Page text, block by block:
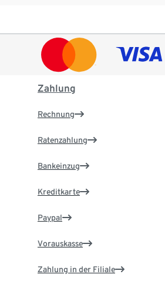
Zahlung
Rechnung
Ratenzahlung
Bankeinzug
Kreditkarte
Paypal
Vorauskasse
Zahlung in der Filiale